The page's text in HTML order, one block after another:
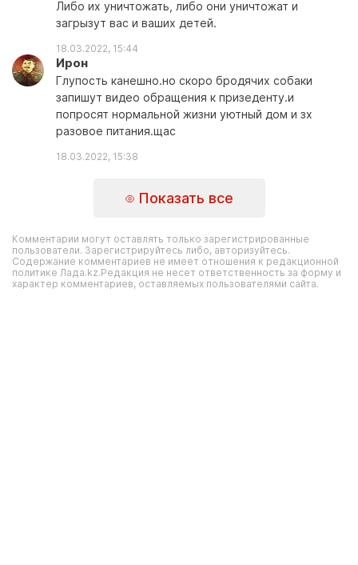
Либо их уничтожать, либо они уничтожат и
загрызут вас и ваших детей.
18.03.2022, 15:44
Ирон
Глупость канешно.но скоро бродячих собаки
запишут видео обращения к призеденту.и
попросят нормальной жизни уютный дом и зх
разовое питания.щас
18.03.2022, 15:38
Показать все
Комментарии могут оставлять только зарегистрированные
пользователи. Зарегистрируйтесь либо, авторизуйтесь.
Содержание комментариев не имеет отношения к редакционной
политике Лада.kz.Редакция не несет ответственность за форму и
характер комментариев, оставляемых пользователями сайта.